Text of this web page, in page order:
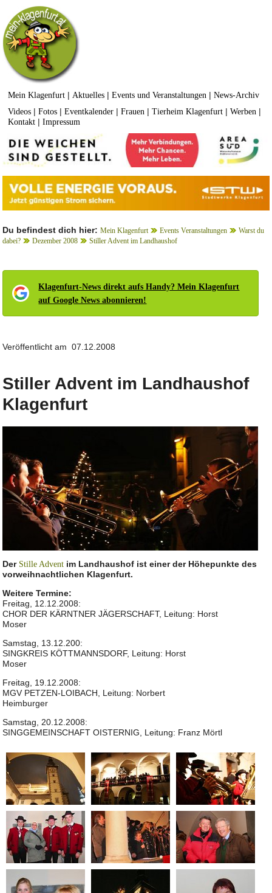
Mein Klagenfurt | Aktuelles |Events und Veranstaltungen |News-Archiv
Videos |Fotos |Eventkalender |Frauen |Tierheim Klagenfurt |Werben |
Kontakt |Impressum
Du befindest dich hier: Mein Klagenfurt Events Veranstaltungen
Warst du
dabei?
Dezember 2008 Stiller Advent im Landhaushof
Klagenfurt-News direkt aufs Handy? Mein Klagenfurt
auf Google News abonnieren!
Veröffentlicht am 07.12.2008
Stiller Advent im Landhaushof
Klagenfurt
Der Stille Advent im Landhaushof ist einer der Höhepunkte des
vorweihnachtlichen Klagenfurt.
Weitere Termine:
Freitag, 12.12.2008:
CHOR DER KÄRNTNER JÄGERSCHAFT, Leitung: Horst
Moser
Samstag, 13.12.200:
SINGKREIS KÖTTMANNSDORF, Leitung: Horst
Moser
Freitag, 19.12.2008:
MGV PETZEN-LOIBACH, Leitung: Norbert
Heimburger
Samstag, 20.12.2008:
SINGGEMEINSCHAFT OISTERNIG, Leitung: Franz Mörtl